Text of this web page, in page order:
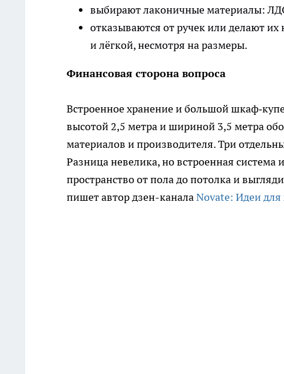
выбирают лаконичные материалы:
отказываются от ручек или делают
и лёгкой, несмотря на размеры.
Финансовая сторона вопроса
Встроенное хранение и большой
высотой 2,5 метра и шириной 3,5 метра
материалов и производителя. Три
Разница невелика, но встроенная система
пространство от пола до потолка и
пишет автор дзен-каналаNovate: Идеи